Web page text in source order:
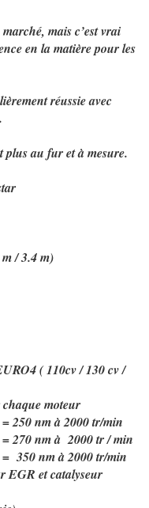
mais c’est vrai
en la matière pour les
réussie avec
plus au fur et à mesure.
/ 3.4 m)
( 110cv / 130 cv /
moteur
250 nm à 2000 tr/min
270 nm à 2000 tr / min
350 nm à 2000 tr/min
EGR et catalyseur